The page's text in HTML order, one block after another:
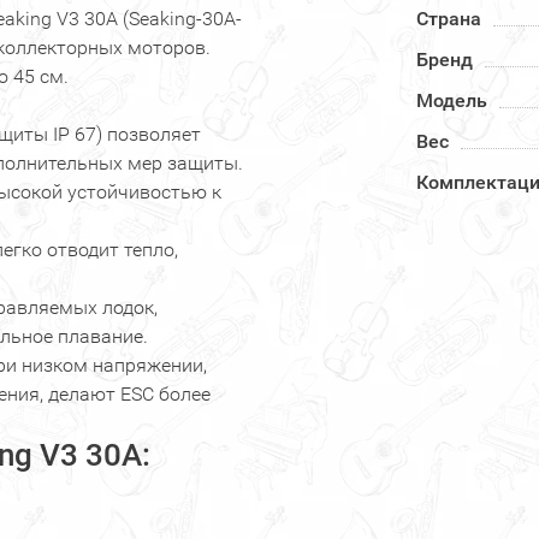
V3 30A (Seaking-30A-
моторов.
45 см.
IP 67) позволяет
мер защиты.
устойчивостью к
отводит тепло,
лодок,
плавание.
низком напряжении,
делают ESC более
V3 30A:
Страна
Бренд
Модель
Вес